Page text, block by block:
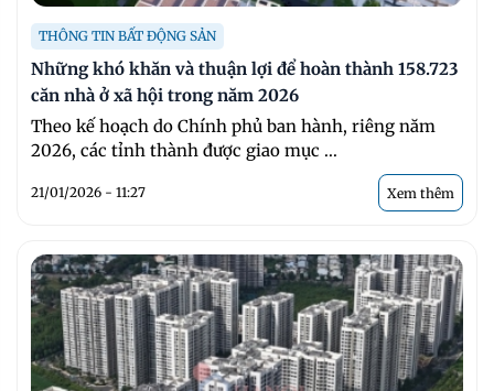
THÔNG TIN BẤT ĐỘNG SẢN
Những khó khăn và thuận lợi để hoàn thành 158.723
căn nhà ở xã hội trong năm 2026
Theo kế hoạch do Chính phủ ban hành, riêng năm
2026, các tỉnh thành được giao mục ...
21/01/2026 - 11:27 Xem thêm